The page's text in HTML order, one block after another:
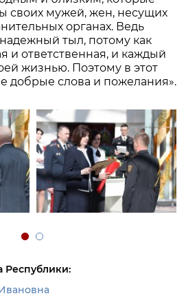
своих мужей, жен, несущих
органах. Ведь
тыл, потому как
и ответственная, и каждый
жизнью. Поэтому в этот
добрые слова и пожелания».
Республики: